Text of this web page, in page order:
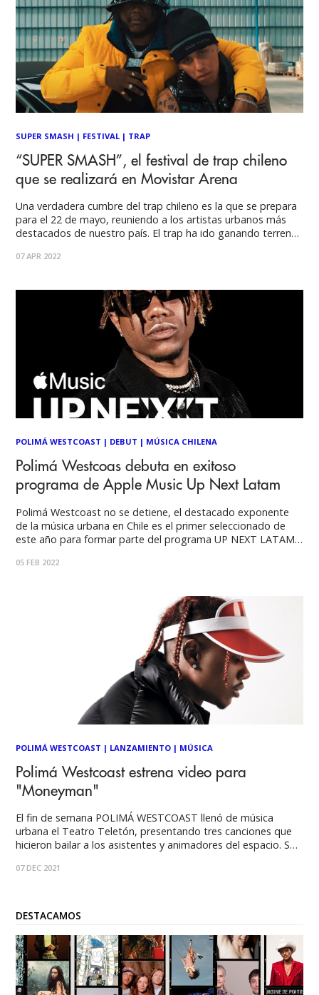
SUPER SMASH | FESTIVAL | TRAP
“SUPER SMASH”, el festival de trap chileno
que se realizará en Movistar Arena
Una verdadera cumbre del trap chileno es la que se prepara
para el 22 de mayo, reuniendo a los artistas urbanos más
destacados de nuestro país. El trap ha ido ganando terreno
escuchas en las diferentes plataformas musicales; Super
07 APR 2022
POLIMÁ WESTCOAST | DEBUT | MÚSICA CHILENA
Polimá Westcoas debuta en exitoso
programa de Apple Music Up Next Latam
Polimá Westcoast no se detiene, el destacado exponente
de la música urbana en Chile es el primer seleccionado de
este año para formar parte del programa UP NEXT LATAM
música digital en el mundo, la cual llega a 16 países
05 FEB 2022
POLIMÁ WESTCOAST | LANZAMIENTO | MÚSICA
Polimá Westcoast estrena video para
"Moneyman"
El fin de semana POLIMÁ WESTCOAST llenó de música
urbana el Teatro Teletón, presentando tres canciones que
hicieron bailar a los asistentes y animadores del espacio. Su
de Instagram: “Despertemooos nuestra parte espiritual y
07 DEC 2021
DESTACAMOS